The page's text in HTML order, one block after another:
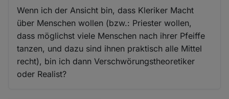
Wenn ich der Ansicht bin, dass Kleriker Macht
über Menschen wollen (bzw.: Priester wollen,
dass möglichst viele Menschen nach ihrer Pfeiffe
tanzen, und dazu sind ihnen praktisch alle Mittel
recht), bin ich dann Verschwörungstheoretiker
oder Realist?